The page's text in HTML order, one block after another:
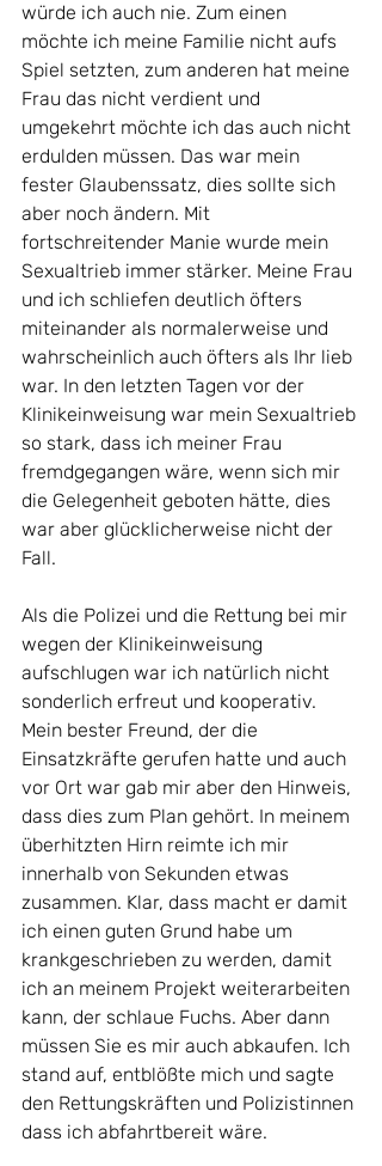
würde ich auch nie. Zum einen
möchte ich meine Familie nicht aufs
Spiel setzten, zum anderen hat meine
Frau das nicht verdient und
umgekehrt möchte ich das auch nicht
erdulden müssen. Das war mein
fester Glaubenssatz, dies sollte sich
aber noch ändern. Mit
fortschreitender Manie wurde mein
Sexualtrieb immer stärker. Meine Frau
und ich schliefen deutlich öfters
miteinander als normalerweise und
wahrscheinlich auch öfters als Ihr lieb
war. In den letzten Tagen vor der
Klinikeinweisung war mein Sexualtrieb
so stark, dass ich meiner Frau
fremdgegangen wäre, wenn sich mir
die Gelegenheit geboten hätte, dies
war aber glücklicherweise nicht der
Fall.
Als die Polizei und die Rettung bei mir
wegen der Klinikeinweisung
aufschlugen war ich natürlich nicht
sonderlich erfreut und kooperativ.
Mein bester Freund, der die
Einsatzkräfte gerufen hatte und auch
vor Ort war gab mir aber den Hinweis,
dass dies zum Plan gehört. In meinem
überhitzten Hirn reimte ich mir
innerhalb von Sekunden etwas
zusammen. Klar, dass macht er damit
ich einen guten Grund habe um
krankgeschrieben zu werden, damit
ich an meinem Projekt weiterarbeiten
kann, der schlaue Fuchs. Aber dann
müssen Sie es mir auch abkaufen. Ich
stand auf, entblößte mich und sagte
den Rettungskräften und Polizistinnen
dass ich abfahrtbereit wäre.